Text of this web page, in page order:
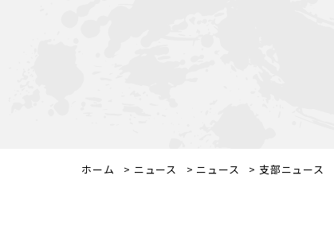
ホーム > ニュース > ニュース > 支部ニュース